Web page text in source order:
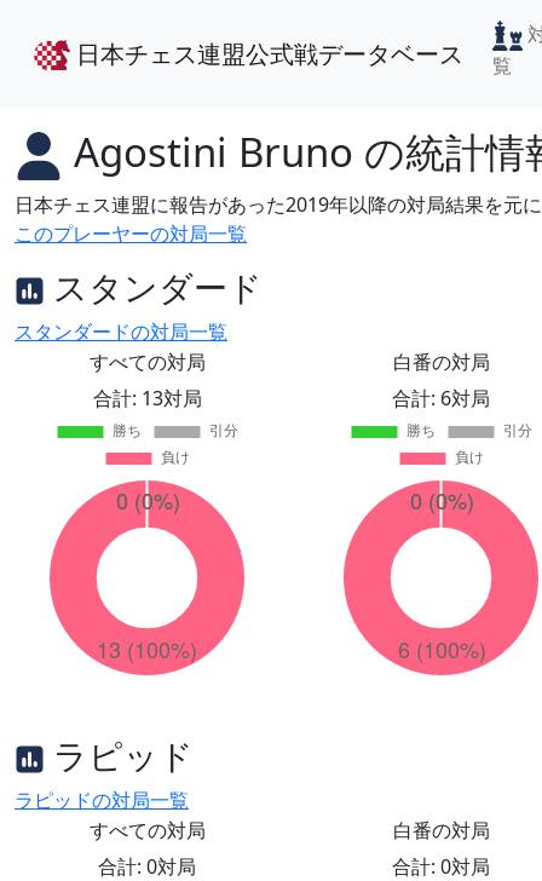
日本チェス連盟公式戦データベース
覧
Agostini Bruno の統計情
日本チェス連盟に報告があった2019年以降の対局結果を元
このプレーヤーの対局一覧
スタンダード
スタンダードの対局一覧
すべての対局
合計: 13対局
白番の対局
合計: 6対局
ラピッド
ラピッドの対局一覧
すべての対局
合計: 0対局
白番の対局
合計: 0対局